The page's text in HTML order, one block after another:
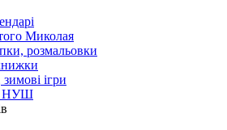
Миколая
розмальовки
ігри
НУШ